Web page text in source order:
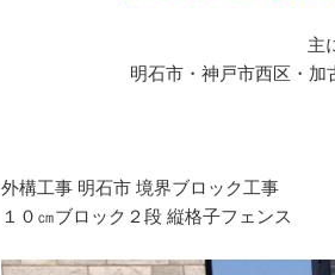
主
明石市・神戸市西区・加
外構工事 明石市 境界ブロック工事
１０㎝ブロック２段 縦格子フェンス